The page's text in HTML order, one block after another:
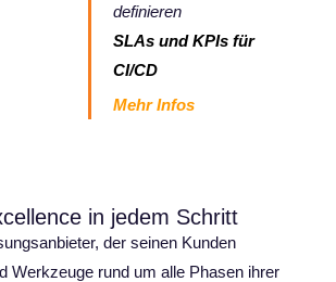
definieren
SLAs und KPIs für
CI/CD
Mehr Infos
in jedem Schritt
der seinen Kunden
Werkzeuge rund um alle Phasen ihrer